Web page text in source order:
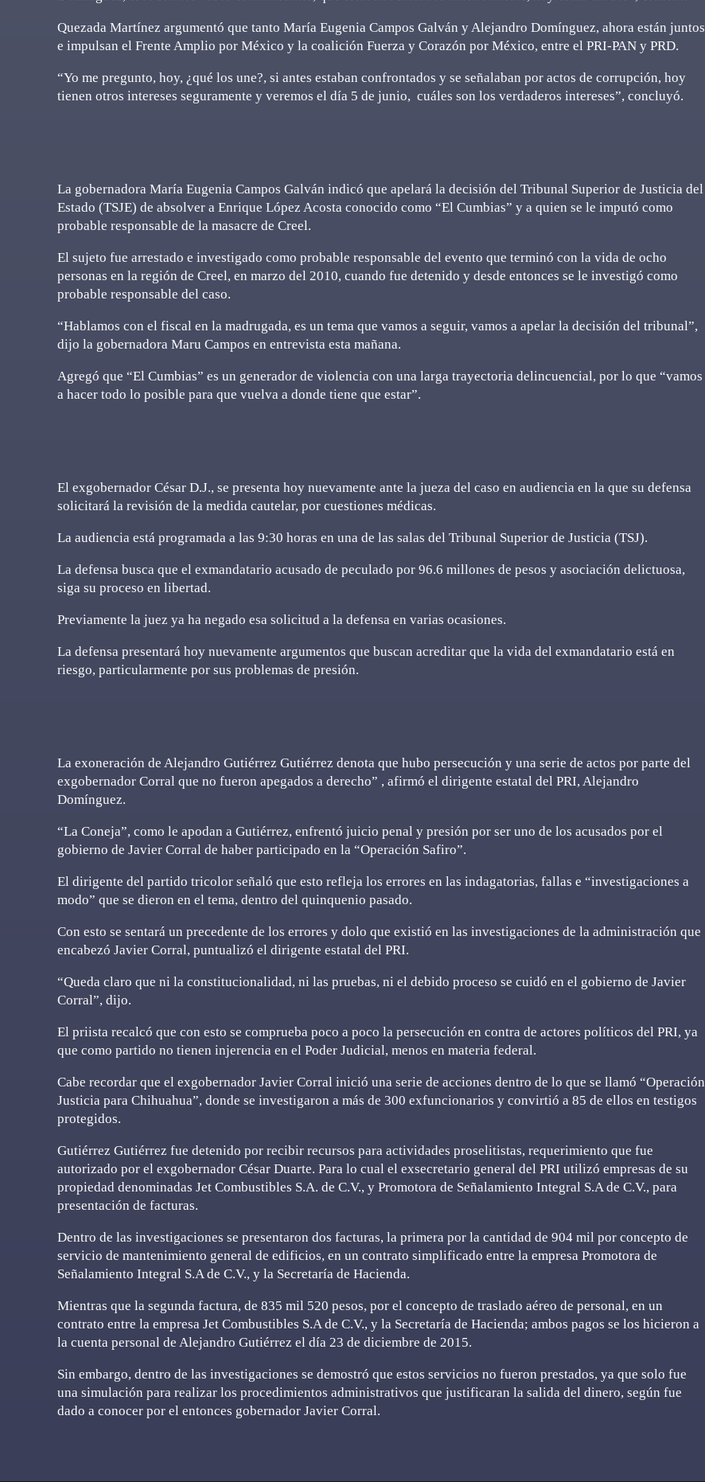
Quezada Martínez argumentó que tanto María Eugenia Campos Galván y Alejandro Domínguez, ahora están juntos
e impulsan el Frente Amplio por México y la coalición Fuerza y Corazón por México, entre el PRI-PAN y PRD.
“Yo me pregunto, hoy, ¿qué los une?, si antes estaban confrontados y se señalaban por actos de corrupción, hoy
tienen otros intereses seguramente y veremos el día 5 de junio, cuáles son los verdaderos intereses”, concluyó.
La gobernadora María Eugenia Campos Galván indicó que apelará la decisión del Tribunal Superior de Justicia del
Estado (TSJE) de absolver a Enrique López Acosta conocido como “El Cumbias” y a quien se le imputó como
probable responsable de la masacre de Creel.
El sujeto fue arrestado e investigado como probable responsable del evento que terminó con la vida de ocho
personas en la región de Creel, en marzo del 2010, cuando fue detenido y desde entonces se le investigó como
probable responsable del caso.
“Hablamos con el fiscal en la madrugada, es un tema que vamos a seguir, vamos a apelar la decisión del tribunal”,
dijo la gobernadora Maru Campos en entrevista esta mañana.
Agregó que “El Cumbias” es un generador de violencia con una larga trayectoria delincuencial, por lo que “vamos
a hacer todo lo posible para que vuelva a donde tiene que estar”.
El exgobernador César D.J., se presenta hoy nuevamente ante la jueza del caso en audiencia en la que su defensa
solicitará la revisión de la medida cautelar, por cuestiones médicas.
La audiencia está programada a las 9:30 horas en una de las salas del Tribunal Superior de Justicia (TSJ).
La defensa busca que el exmandatario acusado de peculado por 96.6 millones de pesos y asociación delictuosa,
siga su proceso en libertad.
Previamente la juez ya ha negado esa solicitud a la defensa en varias ocasiones.
La defensa presentará hoy nuevamente argumentos que buscan acreditar que la vida del exmandatario está en
riesgo, particularmente por sus problemas de presión.
La exoneración de Alejandro Gutiérrez Gutiérrez denota que hubo persecución y una serie de actos por parte del
exgobernador Corral que no fueron apegados a derecho” , afirmó el dirigente estatal del PRI, Alejandro
Domínguez.
“La Coneja”, como le apodan a Gutiérrez, enfrentó juicio penal y presión por ser uno de los acusados por el
gobierno de Javier Corral de haber participado en la “Operación Safiro”.
El dirigente del partido tricolor señaló que esto refleja los errores en las indagatorias, fallas e “investigaciones a
modo” que se dieron en el tema, dentro del quinquenio pasado.
Con esto se sentará un precedente de los errores y dolo que existió en las investigaciones de la administración que
encabezó Javier Corral, puntualizó el dirigente estatal del PRI.
“Queda claro que ni la constitucionalidad, ni las pruebas, ni el debido proceso se cuidó en el gobierno de Javier
Corral”, dijo.
El priista recalcó que con esto se comprueba poco a poco la persecución en contra de actores políticos del PRI, ya
que como partido no tienen injerencia en el Poder Judicial, menos en materia federal.
Cabe recordar que el exgobernador Javier Corral inició una serie de acciones dentro de lo que se llamó “Operación
Justicia para Chihuahua”, donde se investigaron a más de 300 exfuncionarios y convirtió a 85 de ellos en testigos
protegidos.
Gutiérrez Gutiérrez fue detenido por recibir recursos para actividades proselitistas, requerimiento que fue
autorizado por el exgobernador César Duarte. Para lo cual el exsecretario general del PRI utilizó empresas de su
propiedad denominadas Jet Combustibles S.A. de C.V., y Promotora de Señalamiento Integral S.A de C.V., para
presentación de facturas.
Dentro de las investigaciones se presentaron dos facturas, la primera por la cantidad de 904 mil por concepto de
servicio de mantenimiento general de edificios, en un contrato simplificado entre la empresa Promotora de
Señalamiento Integral S.A de C.V., y la Secretaría de Hacienda.
Mientras que la segunda factura, de 835 mil 520 pesos, por el concepto de traslado aéreo de personal, en un
contrato entre la empresa Jet Combustibles S.A de C.V., y la Secretaría de Hacienda; ambos pagos se los hicieron a
la cuenta personal de Alejandro Gutiérrez el día 23 de diciembre de 2015.
Sin embargo, dentro de las investigaciones se demostró que estos servicios no fueron prestados, ya que solo fue
una simulación para realizar los procedimientos administrativos que justificaran la salida del dinero, según fue
dado a conocer por el entonces gobernador Javier Corral.